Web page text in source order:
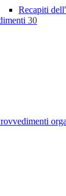
Recapiti
30